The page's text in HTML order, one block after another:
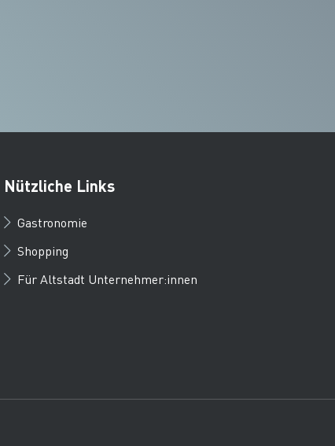
Nützliche Links
Gastronomie
Shopping
Für Altstadt Unternehmer:innen